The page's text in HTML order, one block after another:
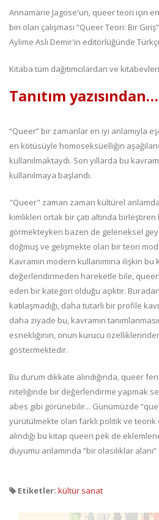
Annamarie Jagose'un, queer teori için
biri olan çalışması “Queer Teori: Bir
Aylime Aslı Demir'in editörlüğünde
Kitaba tüm dağıtımcılardan ve
Tanıtım yazısından…
“Queer” bir zamanlar en iyi anlamıyla
en kötüsüyle homoseksüelliğin
kullanılmaktaydı. Son yıllarda bu
kullanılmaya başlandı.
"Queer" zaman zaman kültürel
kimlikleri ortak bir çatı altında
görmekteyken bazen de geleneksel
doğmuş ve gelişmekte olan bir teori
Kavramın modern kullanımına ilişkin bu
değerlendirmeden hareketle bile,
eden bir kategori olduğu açıktır.
katılaşmadığı, daha tutarlı bir profile
daha ziyade bu, kavramın
esnekliğinin, onun kurucu
göstermektedir.
Bu durum dikkate alındığında, queer
niteliğinde bir değerlendirme yapmak
abes gibi görünebilir... Günümüzde
yürütülmekte olan farklı politik ve teorik
alındığı bu kitap queeri pek de
duyumu anlamında “bir olasılıklar
Etiketler: kültür sanat